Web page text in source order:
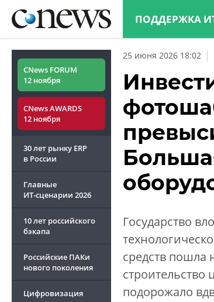
ПОДДЕРЖКА
CNews FORUM
12 ноября
CNews AWARDS
12 ноября
30 лет рынку ERP
в России
Главные
ИТ-сценарии 2026
10 лет российского
бэкапа
Российские ПАКи
нового поколения
Цифровизация
25 июня 2026 18:02
Государство
средств пошла
подорожало